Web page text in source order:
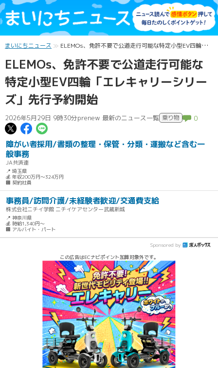
まいにちニュース ELEMOs、免許不要で公道走行可能な特定小型EV四輪「エレキャリーシリーズ」先行予約開始
ELEMOs、免許不要で公道走行可能な
特定小型EV四輪「エレキャリーシリー
ズ」先行予約開始
2026年5月29日 9時30分prenew 最新のニュース一覧 乗り物 0
この記事についてポスト
この記事についてFacebookでシェ
障がい者採用/書類の整理・保管・分類・運搬など含む一
般事務
JA共済連
📍 埼玉県
💰 年収200万円～324万円
🏢 契約社員
事務員/訪問介護/未経験者歓迎/交通費支給
株式会社ニチイ学館 ニチイケアセンター武蔵新城
📍 神奈川県
💰 時給1,340円～
🏢 アルバイト・パート
Sponsored by
この広告はECナビポイント加算対象外です。